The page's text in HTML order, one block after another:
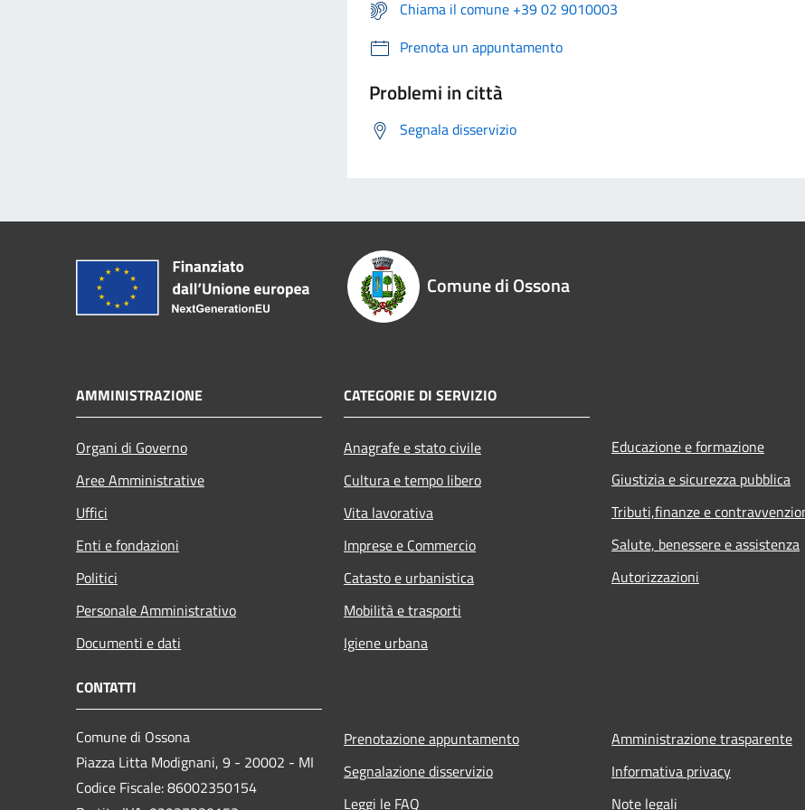
Chiama il comune +39 02 9010003
Prenota un appuntamento
Problemi in città
Segnala disservizio
Comune di Ossona
AMMINISTRAZIONE
Organi di Governo
Aree Amministrative
Uffici
Enti e fondazioni
Politici
Personale Amministrativo
Documenti e dati
CATEGORIE DI SERVIZIO
Anagrafe e stato civile
Cultura e tempo libero
Vita lavorativa
Imprese e Commercio
Catasto e urbanistica
Mobilità e trasporti
Igiene urbana
Educazione e formazione
Giustizia e sicurezza pubblica
Tributi,finanze e
Salute, benessere e assistenza
Autorizzazioni
CONTATTI
Comune di Ossona
Piazza Litta Modignani, 9 - 20002 - MI
Codice Fiscale: 86002350154
Prenotazione appuntamento
Segnalazione disservizio
Leggi le FAQ
Amministrazione trasparente
Informativa privacy
Note legali